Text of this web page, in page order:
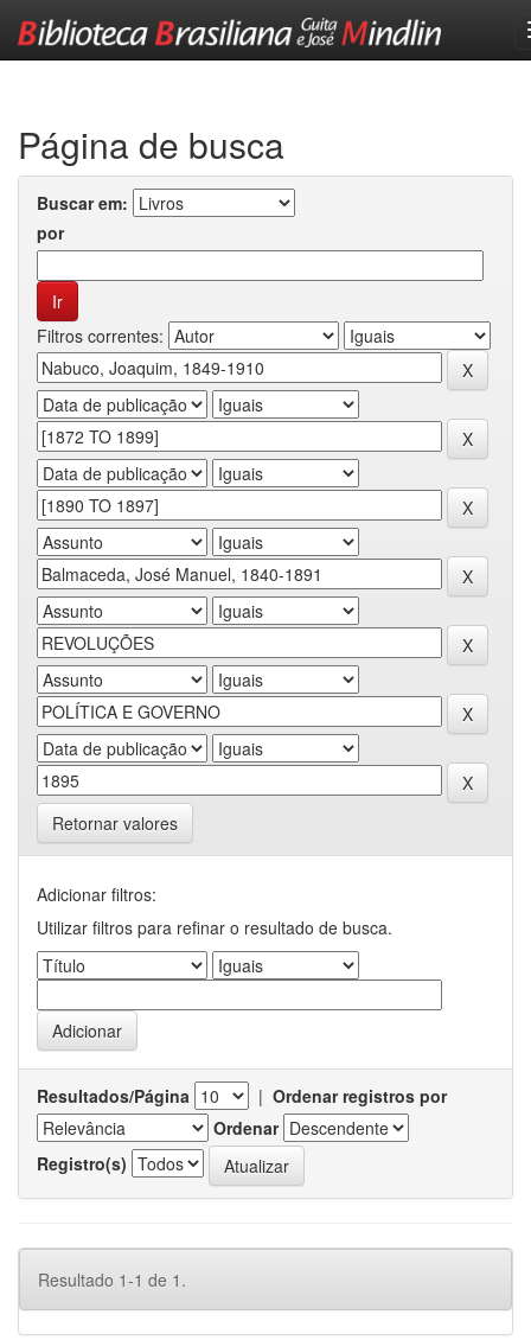
Página de busca
Buscar em:
por
Filtros correntes:
Retornar valores
Adicionar filtros:
Utilizar filtros para refinar o resultado de busca.
Resultados/Página | Ordenar registros por
Ordenar
Registro(s)
Resultado 1-1 de 1.